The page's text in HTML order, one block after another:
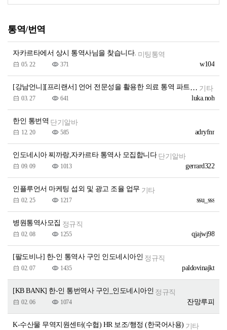
통역/번역
자카르타에서 상시 통역사님을 찾습니다. 미팅통역
w104
05. 22 371
[강남언니][프리랜서] 언어 전문성을 활용한 의료 통역 파트너 모집 기타
luka.noh
03. 27 641
한인 통번역 단기알바
adryfnr
12. 20 585
인도네시아 찌까랑,자카르타 통역사 모집합니다 단기알바
gerrard322
09. 09 1013
인플루언서 마케팅 섭외 및 광고 조율 업무 기타
ssu_sss
02. 25 1217
병원통역사모집 정규직
qjajwj98
02. 08 1255
[팔도비나] 한-인 통역사 구인 인도네시아인 정규직
paldovinajkt
02. 07 1435
[KB BANK] 한-인 통번역사 구인_인도네시아인 정규직
잔망루피
02. 06 1074
K-수산물 무역지원센터(수협) HR 보조/행정 (한국어사용) 기타